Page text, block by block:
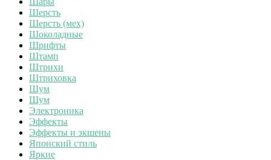
Шерсть
Шерсть (мех)
Шоколадные
Шрифты
Штамп
Штрихи
Штриховка
Шум
Шум
Электроника
Эффекты
Эффекты и экшены
Японский стиль
Яркие